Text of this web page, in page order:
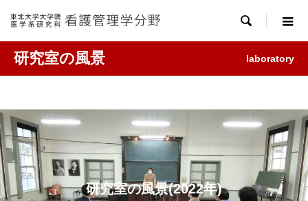

研究室の風景 laboratory
研究室の風景(2022年)